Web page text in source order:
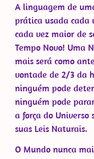
A linguagem de
prática usada cada
cada vez maior de
Tempo Novo! Uma
mais será como
vontade de 2/3 da
ninguém pode
ninguém pode
a força do Universo
suas Leis Naturais.
O Mundo nunca